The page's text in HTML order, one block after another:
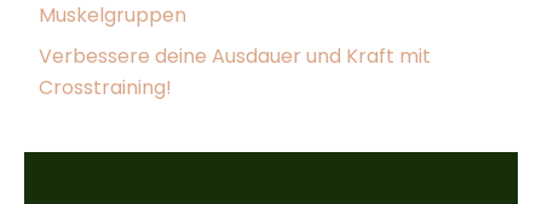
Muskelgruppen
Verbessere deine Ausdauer und Kraft mit
Crosstraining!